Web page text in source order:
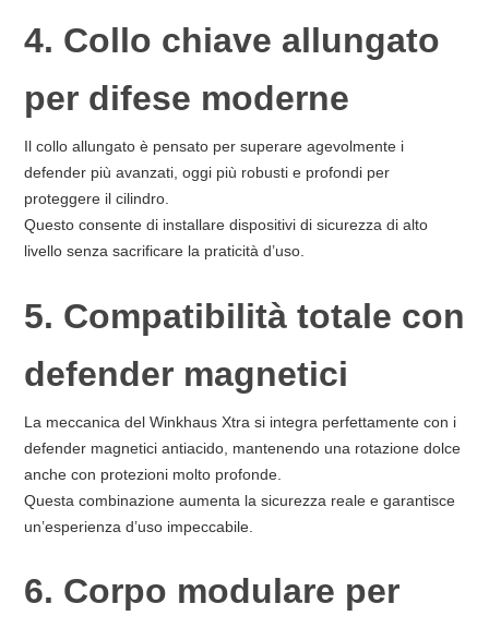
4. Collo chiave allungato
per difese moderne
Il collo allungato è pensato per superare agevolmente i
defender più avanzati, oggi più robusti e profondi per
proteggere il cilindro.
Questo consente di installare dispositivi di sicurezza di alto
livello senza sacrificare la praticità d’uso.
5. Compatibilità totale con
defender magnetici
La meccanica del Winkhaus Xtra si integra perfettamente con i
defender magnetici antiacido, mantenendo una rotazione dolce
anche con protezioni molto profonde.
Questa combinazione aumenta la sicurezza reale e garantisce
un’esperienza d’uso impeccabile.
6. Corpo modulare per